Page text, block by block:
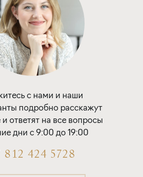
от ВТБ
1-й взнос
от 20%
платёж
340 494 руб.
с нами и наши
подробно расскажут
ответят на все вопросы
дни с 9:00 до 19:00
812 424 5728